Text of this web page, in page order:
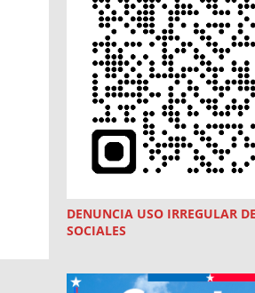
DENUNCIA USO IRREGULAR
SOCIALES